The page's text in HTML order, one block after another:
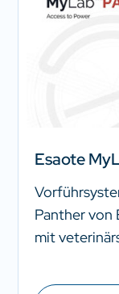
Esaote
Panther von
mit